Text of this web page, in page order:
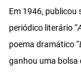
Em 1946, publicou
periódico literário “
poema dramático “
ganhou uma bolsa